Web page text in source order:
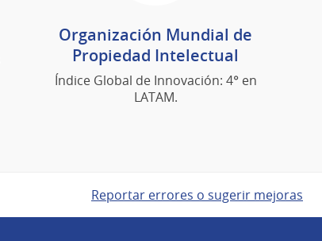
Organización Mundial de
Propiedad Intelectual
Índice Global de Innovación: 4° en
LATAM.
Reportar errores o sugerir mejoras